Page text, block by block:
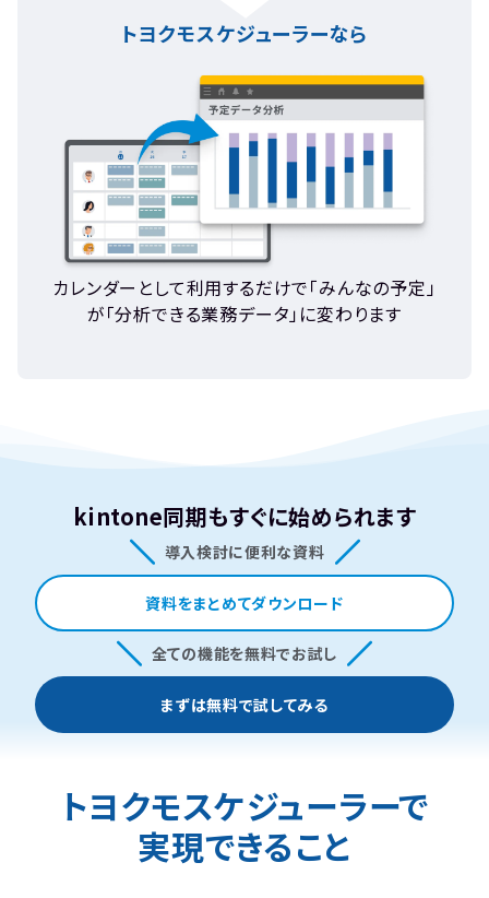
トヨクモスケジューラーなら
カレンダーとして利用するだけで「みんなの予定」
が「分析できる業務データ」に変わります
kintone同期もすぐに始められます
導入検討に便利な資料
資料をまとめてダウンロード
全ての機能を無料でお試し
まずは無料で試してみる
トヨクモスケジューラーで
実現できること